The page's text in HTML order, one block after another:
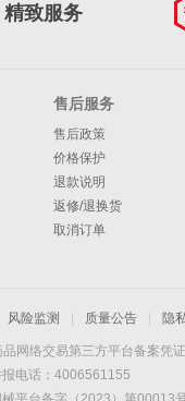
致服务
售后服务
售后政策
价格保护
退款说明
返修/退换货
取消订单
风险监测 质量公告 隐
品网络交易第三方平台备案凭证
电话：4006561155